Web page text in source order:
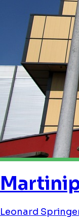
Leonard